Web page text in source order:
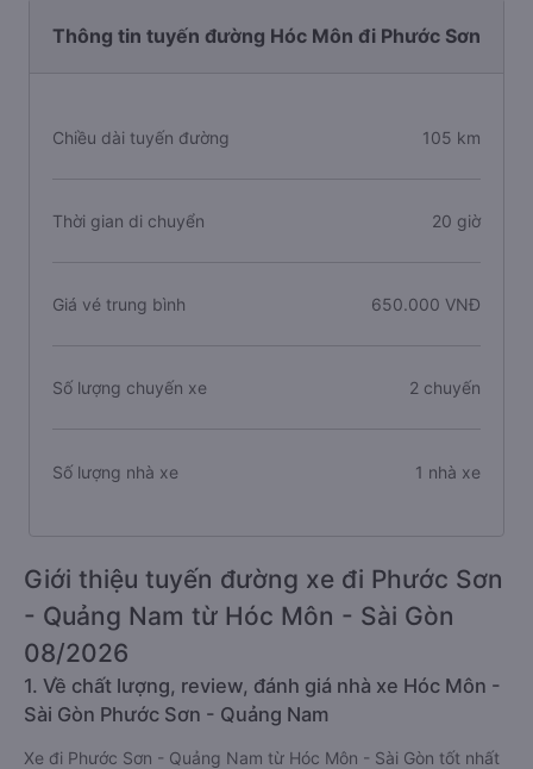
Thông tin tuyến đường Hóc Môn đi Phước Sơn
Chiều dài tuyến đường 105 km
Thời gian di chuyển 20 giờ
Giá vé trung bình 650.000 VNĐ
Số lượng chuyến xe 2 chuyến
Số lượng nhà xe 1 nhà xe
Giới thiệu tuyến đường xe đi Phước Sơn
- Quảng Nam từ Hóc Môn - Sài Gòn
08/2026
1. Về chất lượng, review, đánh giá nhà xe Hóc Môn -
Sài Gòn Phước Sơn - Quảng Nam
Xe đi Phước Sơn - Quảng Nam từ Hóc Môn - Sài Gòn tốt nhất